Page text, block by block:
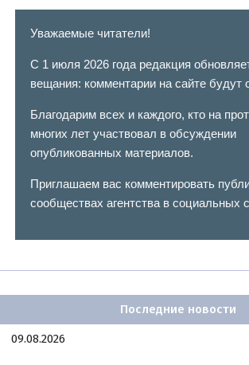
Уважаемые читатели!
С 1 июля 2026 года редакция
вещания: комментарии на сайте будут
Благодарим всех и каждого, кто на
многих лет участвовал в обсуждении
опубликованных материалов.
Приглашаем вас комментировать
сообществах агентства в социальных
Последние новости
09.08.2026